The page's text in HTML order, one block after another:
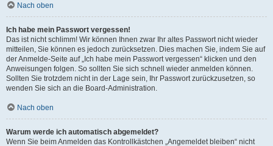
Nach oben
Ich habe mein Passwort vergessen!
Das ist nicht schlimm! Wir können Ihnen zwar Ihr altes Passwort nicht wieder
mitteilen, Sie können es jedoch zurücksetzen. Dies machen Sie, indem Sie auf
der Anmelde-Seite auf „Ich habe mein Passwort vergessen“ klicken und den
Anweisungen folgen. So sollten Sie sich schnell wieder anmelden können.
Sollten Sie trotzdem nicht in der Lage sein, Ihr Passwort zurückzusetzen, so
wenden Sie sich an die Board-Administration.
Nach oben
Warum werde ich automatisch abgemeldet?
Wenn Sie beim Anmelden das Kontrollkästchen „Angemeldet bleiben“ nicht